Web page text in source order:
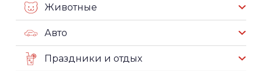
Животные
Авто
Праздники и отдых